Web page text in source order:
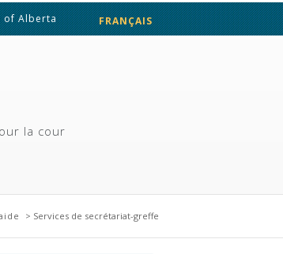
of Alberta FRANÇAIS
la cour
> Services de secrétariat-greffe